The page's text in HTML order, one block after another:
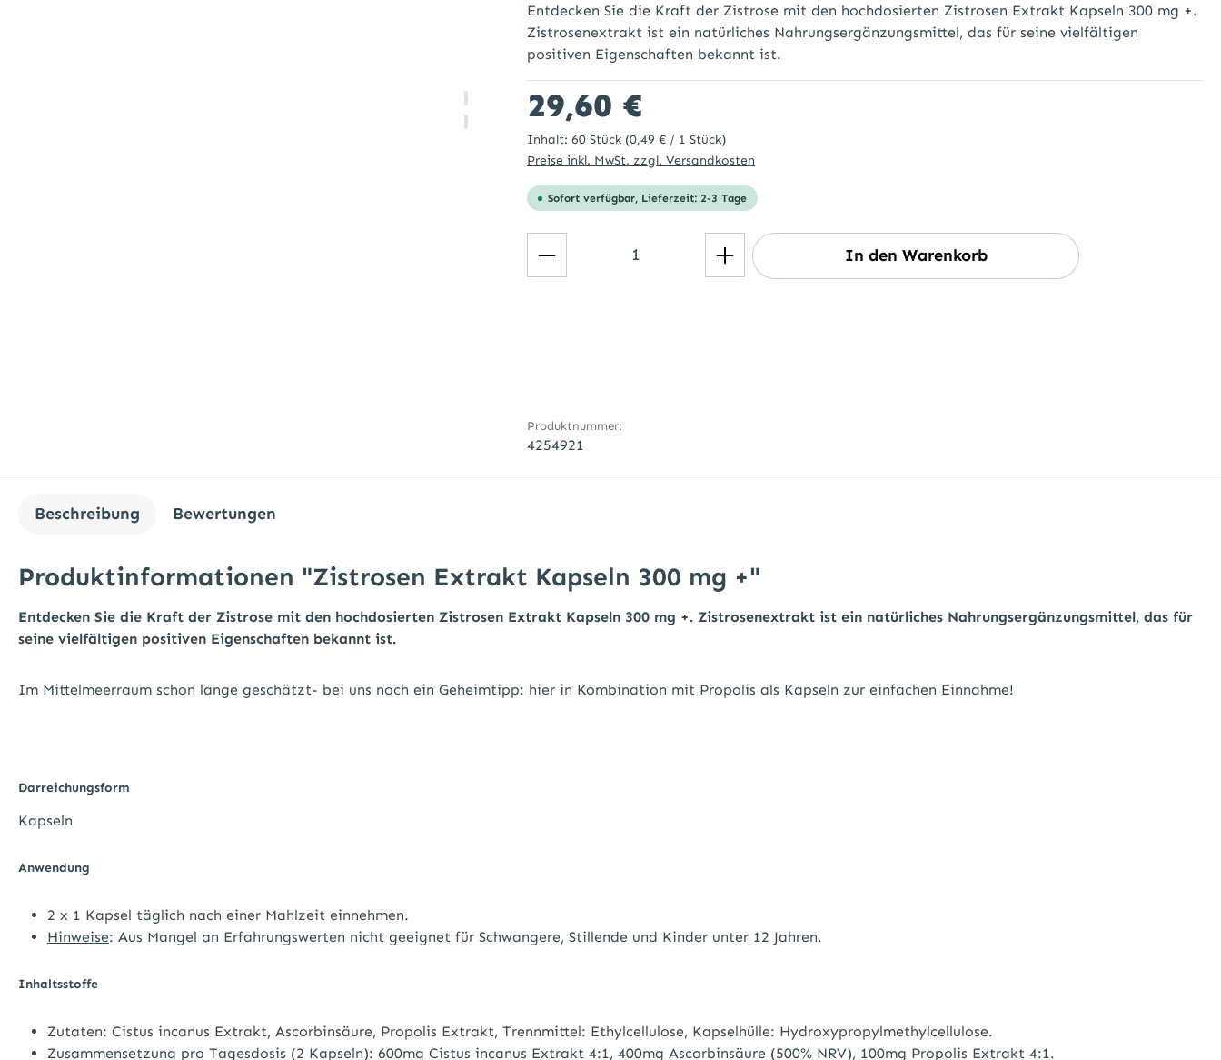
Entdecken Sie die Kraft der Zistrose mit den hochdosierten Zistrosen Extrakt Kapseln 300 mg +.
Zistrosenextrakt ist ein natürliches Nahrungsergänzungsmittel, das für seine vielfältigen
positiven Eigenschaften bekannt ist.
Regulärer Preis:
29,60 €
Inhalt: 60 Stück (0,49 € / 1 Stück)
Preise inkl. MwSt. zzgl. Versandkosten
Sofort verfügbar, Lieferzeit: 2-3 Tage
Produkt Anzahl: Gib den gewünschten Wert ein oder benutze die
In den Warenkorb
Produktnummer:
4254921
Beschreibung Bewertungen
Produktinformationen "Zistrosen Extrakt Kapseln 300 mg +"
Entdecken Sie die Kraft der Zistrose mit den hochdosierten Zistrosen Extrakt Kapseln 300 mg +. Zistrosenextrakt ist ein natürliches Nahrungsergänzungsmittel, das für
seine vielfältigen positiven Eigenschaften bekannt ist.
Im Mittelmeerraum schon lange geschätzt- bei uns noch ein Geheimtipp: hier in Kombination mit Propolis als Kapseln zur einfachen Einnahme!
Darreichungsform
Kapseln
Anwendung
2 x 1 Kapsel täglich nach einer Mahlzeit einnehmen.
Hinweise: Aus Mangel an Erfahrungswerten nicht geeignet für Schwangere, Stillende und Kinder unter 12 Jahren.
Inhaltsstoffe
Zutaten: Cistus incanus Extrakt, Ascorbinsäure, Propolis Extrakt, Trennmittel: Ethylcellulose, Kapselhülle: Hydroxypropylmethylcellulose.
Zusammensetzung pro Tagesdosis (2 Kapseln): 600mg Cistus incanus Extrakt 4:1, 400mg Ascorbinsäure (500% NRV), 100mg Propolis Extrakt 4:1.